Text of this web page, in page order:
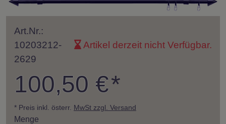
Art.Nr.:
10203212-
2629
Artikel derzeit nicht Verfügbar.
100,50 €*
* Preis inkl. österr. MwSt zzgl. Versand
Menge